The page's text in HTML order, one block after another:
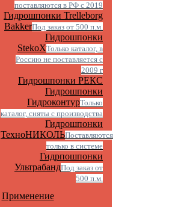
поставляются в РФ с 2019
Гидрошпонки Trelleborg
BakkerПод заказ от 500 п.м.
Гидрошпонки
StekoXТолько каталог, в
Россию не поставляется с
2009 г
Гидрошпонки РЕКС
Гидрошпонки
ГидроконтурТолько
каталог, сняты с производства
Гидрошпонки
ТехноНИКОЛЬПоставляются
только в системе
Гидрпошпонки
УльтрабандПод заказ от
500 п.м.
Применение